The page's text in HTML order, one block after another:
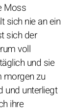
Moss
sich nie an ein
sich der
voll
und sie
morgen zu
und unterliegt
ihre